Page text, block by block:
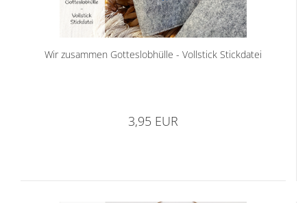
Wir zusammen Gotteslobhülle - Vollstick Stickdatei
3,95 EUR